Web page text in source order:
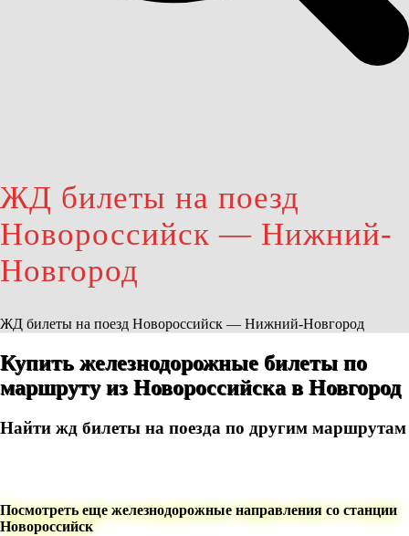
ЖД билеты на поезд
Новороссийск — Нижний-
Новгород
ЖД билеты на поезд Новороссийск — Нижний-Новгород
Купить железнодорожные билеты по
маршруту из Новороссийска в Новгород
Найти жд билеты на поезда по другим маршрутам
Посмотреть еще железнодорожные направления со станции
Новороссийск